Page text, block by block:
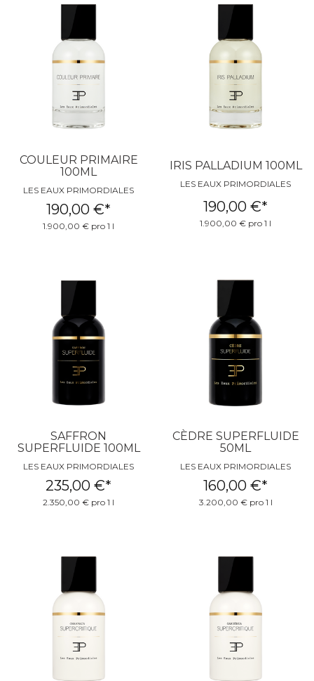
COULEUR PRIMAIRE
100ML
LES EAUX PRIMORDIALES
190,00 €*
1.900,00 € pro 1 l
IRIS PALLADIUM 100ML
LES EAUX PRIMORDIALES
190,00 €*
1.900,00 € pro 1 l
SAFFRON
SUPERFLUIDE 100ML
LES EAUX PRIMORDIALES
235,00 €*
2.350,00 € pro 1 l
CÈDRE SUPERFLUIDE
50ML
LES EAUX PRIMORDIALES
160,00 €*
3.200,00 € pro 1 l